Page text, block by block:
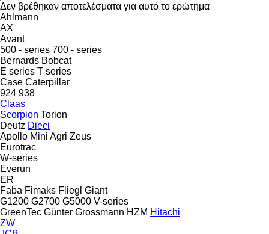
Δεν βρέθηκαν αποτελέσματα για αυτό το ερώτημα
Ahlmann
AX
Avant
500 - series 700 - series
Bernards Bobcat
E series T series
Case Caterpillar
924 938
Claas
Scorpion Torion
Deutz Dieci
Apollo Mini Agri Zeus
Eurotrac
W-series
Everun
ER
Faba Fimaks Fliegl Giant
G1200 G2700 G5000 V-series
GreenTec Günter Grossmann HZM Hitachi
ZW